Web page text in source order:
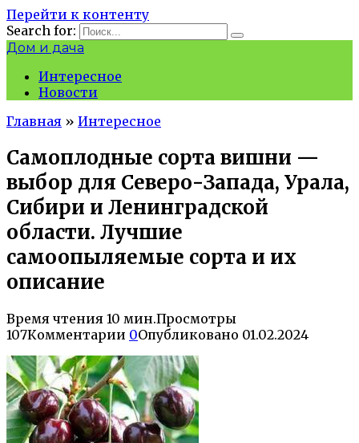
Перейти к контенту
Search for:
Дом и дача
Интересное
Новости
Главная » Интересное
Самоплодные сорта вишни —
выбор для Северо-Запада, Урала,
Сибири и Ленинградской
области. Лучшие
самоопыляемые сорта и их
описание
Время чтения 10 мин.Просмотры
107Комментарии 0Опубликовано 01.02.2024